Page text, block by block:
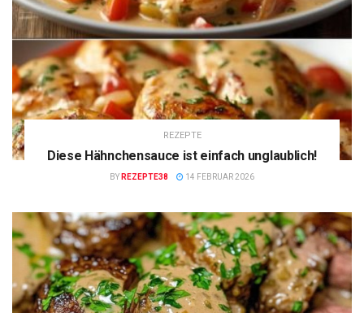
REZEPTE
Diese Hähnchensauce ist einfach unglaublich!
BY REZEPTE38 14 FEBRUAR 2026